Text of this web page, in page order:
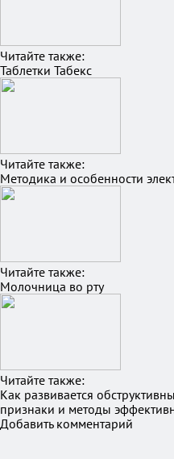
Читайте также:
Таблетки Табекс
Читайте также:
Методика и особенности
Читайте также:
Молочница во рту
Читайте также:
Как развивается
признаки и методы
Добавить комментарий